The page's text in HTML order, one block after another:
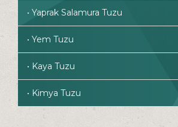
• Yaprak Salamura Tuzu
• Yem Tuzu
• Kaya Tuzu
• Kimya Tuzu